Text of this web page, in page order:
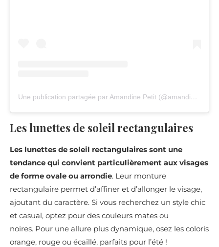
Une publication partagée par Amandine Petit (@amandinepetitoff)
Les lunettes de soleil rectangulaires
Les lunettes de soleil rectangulaires sont une
tendance qui convient particulièrement aux visages
de forme ovale ou arrondie. Leur monture
rectangulaire permet d’affiner et d’allonger le visage,
ajoutant du caractère. Si vous recherchez un style chic
et casual, optez pour des couleurs mates ou
noires. Pour une allure plus dynamique, osez les coloris
orange, rouge ou écaillé, parfaits pour l’été !